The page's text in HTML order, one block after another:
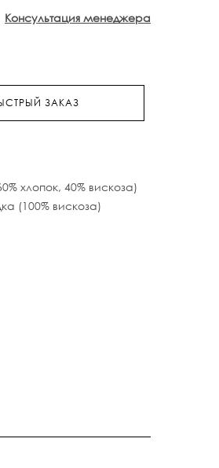
Консультация менеджера
ЗАКАЗ
хлопок, 40% вискоза)
(100% вискоза)